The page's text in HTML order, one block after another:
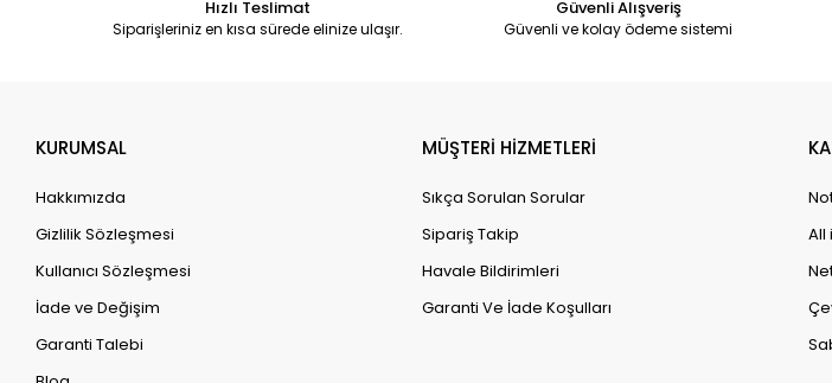
Hızlı Teslimat
Siparişleriniz en kısa sürede elinize ulaşır.
Güvenli Alışveriş
Güvenli ve kolay ödeme sistemi
KURUMSAL
Hakkımızda
Gizlilik Sözleşmesi
Kullanıcı Sözleşmesi
İade ve Değişim
Garanti Talebi
MÜŞTERİ HİZMETLERİ
Sıkça Sorulan Sorular
Sipariş Takip
Havale Bildirimleri
Garanti Ve İade Koşulları
All